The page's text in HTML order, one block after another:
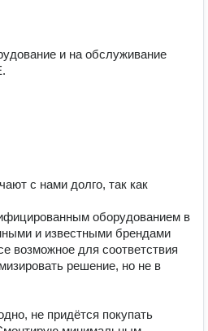
и на обслуживание
с нами долго, так как
оборудованием в
и известными брендами
возможное для соответствия
решение, но не в
не придётся покупать